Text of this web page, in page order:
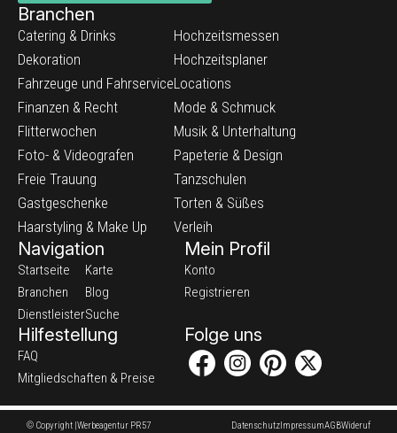
Branchen
Catering & Drinks
Dekoration
Fahrzeuge und Fahrservice
Finanzen & Recht
Flitterwochen
Foto- & Videografen
Freie Trauung
Gastgeschenke
Haarstyling & Make Up
Hochzeitsmessen
Hochzeitsplaner
Locations
Mode & Schmuck
Musik & Unterhaltung
Papeterie & Design
Tanzschulen
Torten & Süßes
Verleih
Navigation
Startseite
Branchen
Dienstleister
Karte
Blog
Suche
Mein Profil
Konto
Registrieren
Hilfestellung
FAQ
Mitgliedschaften & Preise
Folge uns
© Copyright | Werbeagentur PR57 Datenschutz ImpressumAGBWideruf